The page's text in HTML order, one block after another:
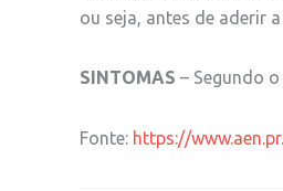
ou seja, antes de aderir
SINTOMAS – Segundo
Fonte: https://